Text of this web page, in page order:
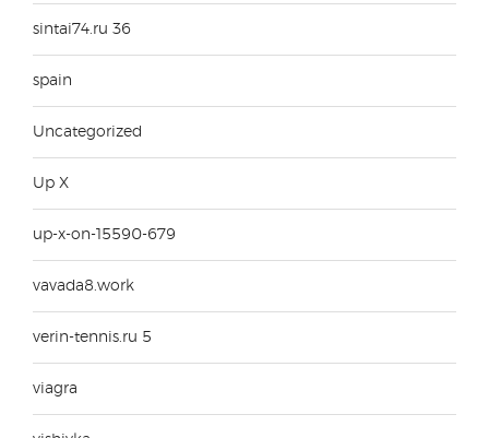
sintai74.ru 36
spain
Uncategorized
Up X
up-x-on-15590-679
vavada8.work
verin-tennis.ru 5
viagra